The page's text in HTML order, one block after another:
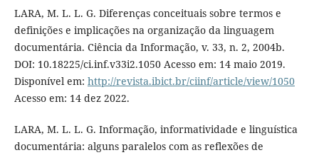
LARA, M. L. L. G. Diferenças conceituais sobre termos e
definições e implicações na organização da linguagem
documentária. Ciência da Informação, v. 33, n. 2, 2004b.
DOI: 10.18225/ci.inf.v33i2.1050 Acesso em: 14 maio 2019.
Disponível em: http://revista.ibict.br/ciinf/article/view/1050
Acesso em: 14 dez 2022.
LARA, M. L. L. G. Informação, informatividade e linguística
documentária: alguns paralelos com as reflexões de